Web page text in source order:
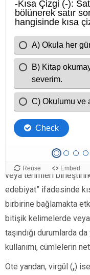
Kısa Çizgi ve
Kısa çizgi ve virgül,
),
veya terimleri
edebiyat” ifadesinde
birbirine bağlamakta
bitişik kelimelerde
taşındığı durumlarda
kullanımı, cümlelerin
Öte yandan, virgül (,)